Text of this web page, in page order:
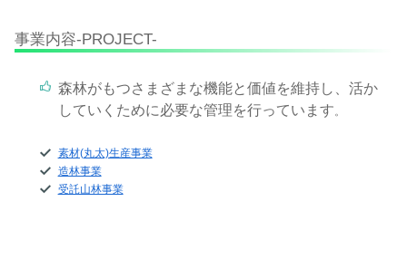
事業内容-PROJECT-
森林がもつさまざまな機能と価値を維持し、活か
していくために必要な管理を行っています。
素材(丸太)生産事業
造林事業
受託山林事業